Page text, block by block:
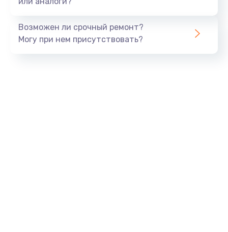
550 руб.
Возможен ли срочный ремонт?
Могу при нем присутствовать?